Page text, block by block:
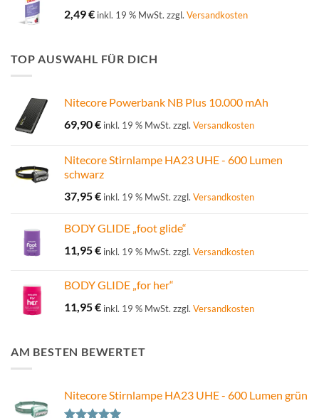
2,49€ inkl. 19 % MwSt. zzgl. Versandkosten
TOP AUSWAHL FÜR DICH
Nitecore Powerbank NB Plus 10.000 mAh
69,90€ inkl. 19 % MwSt. zzgl. Versandkosten
Nitecore Stirnlampe HA23 UHE - 600 Lumen
schwarz
37,95€ inkl. 19 % MwSt. zzgl. Versandkosten
BODY GLIDE „foot glide“
11,95€ inkl. 19 % MwSt. zzgl. Versandkosten
BODY GLIDE „for her“
11,95€ inkl. 19 % MwSt. zzgl. Versandkosten
AM BESTEN BEWERTET
Nitecore Stirnlampe HA23 UHE - 600 Lumen grün